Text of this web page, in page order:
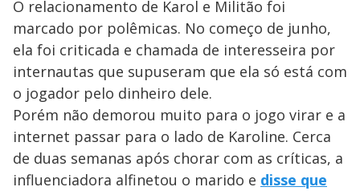
O relacionamento de Karol e Militão foi
marcado por polêmicas. No começo de junho,
ela foi criticada e chamada de interesseira por
internautas que supuseram que ela só está com
o jogador pelo dinheiro dele.
Porém não demorou muito para o jogo virar e a
internet passar para o lado de Karoline. Cerca
de duas semanas após chorar com as críticas, a
influenciadora alfinetou o marido e disse que